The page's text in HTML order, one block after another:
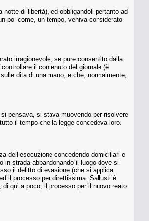
notte di libertà), ed obbligandoli pertanto ad
po’ come, un tempo, veniva considerato
irragionevole, se pure consentito dalla
il contenuto del giornale (è
dita di una mano, e che, normalmente,
pensava, si stava muovendo per risolvere
il tempo che la legge concedeva loro.
dell’esecuzione concedendo domiciliari e
strada abbandonando il luogo dove si
il delitto di evasione (che si applica
il processo per direttissima. Sallusti è
qui a poco, il processo per il nuovo reato